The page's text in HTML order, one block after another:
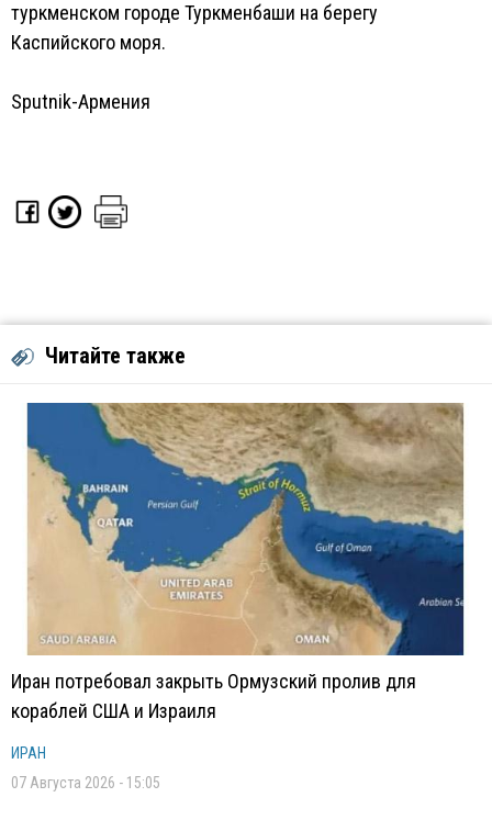
туркменском городе Туркменбаши на берегу
Каспийского моря.
Sputnik-Армения
Читайте также
Иран потребовал закрыть Ормузский пролив для
кораблей США и Израиля
ИРАН
07 Августа 2026 - 15:05